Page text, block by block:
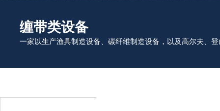
缠带类设备
一家以生产渔具制造设备、碳纤维制造设备，以及高尔夫、